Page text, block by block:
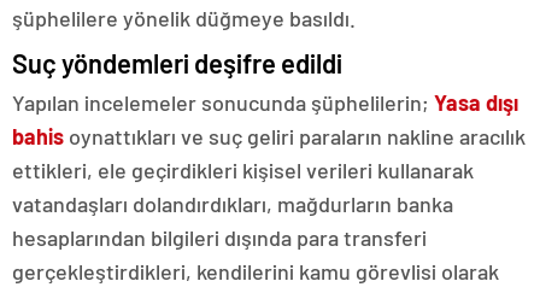
şüphelilere yönelik düğmeye basıldı.
Suç yöndemleri deşifre edildi
Yapılan incelemeler sonucunda şüphelilerin; Yasa dışı
bahis oynattıkları ve suç geliri paraların nakline aracılık
ettikleri, ele geçirdikleri kişisel verileri kullanarak
vatandaşları dolandırdıkları, mağdurların banka
hesaplarından bilgileri dışında para transferi
gerçekleştirdikleri, kendilerini kamu görevlisi olarak